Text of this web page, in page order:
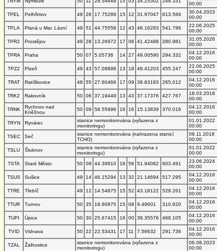
00:00
TPEL
Pelhřimov 49 26 17.75289 15 12 31.97047 613.566
30.04.2023
00:00
TPLA
Planá u Mar. Lázní 49 51 44.75558 12 43 46.16283 541.796
22.06.2025
00:00
TPR2
Prostějov 49 28 13.26972 17 06 41.42488 280.981
31.05.2026
00:00
TPRA
Praha 50 07 5.05736 14 27 49.00590 294.332
04.12.2016
00:00
TPZ2
Plzeň 49 43 57.09898 13 18 46.41203 455.247
22.06.2025
00:00
TRAT
Ratíškovice 48 55 27.60466 17 09 38.83183 265.012
04.12.2016
00:00
TRK2
Rakovník 50 06 37.19449 13 43 37.17376 427.767
18.03.2018
00:00
TRNK
Rychnov nad
Kněžnou
50 09 58.55996 16 16 15.13839 370.016
04.12.2016
00:00
TRYN
Rynárec
stanice nemonitorována (vyřazena z
monitoringu)
01.01.2022
00:00
TSEC
Seč
stanice nemonitorována (nahrazena stanicí
TCHO)
09.11.2018
00:00
TSLU
Šluknov
stanice nemonitorována (vyřazena z
monitoringu)
01.01.2022
00:00
TSTA
Staré Město 50 09 44.39910 16 56 51.94082 603.491
23.06.2024
00:00
TSUS
Sušice 49 14 46.15294 13 32 21.14694 517.295
04.12.2016
00:00
TTRE
Třebíč 49 12 14.54875 15 52 43.18122 529.261
04.12.2016
00:00
TTUR
Turnov 50 35 18.60975 15 08 9.49601 310.620
04.12.2016
00:00
TUPI
Úpice 50 30 25.67415 16 00 39.35576 468.105
04.12.2016
00:00
TVID
Vidnava 50 22 22.53431 17 11 7.56632 291.736
04.12.2016
00:00
TZAL
Žalhostice
stanice nemonitorována (vyřazena z
monitoringu)
06.08.2023
00:00